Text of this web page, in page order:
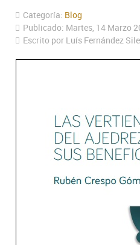
Categoría: Blog
Publicado: Martes, 14 Marzo
Escrito por Luís Fernández